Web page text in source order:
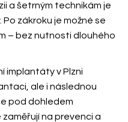
a šetrným technikám je
zákroku je možné se
– bez nutnosti dlouhého
implantáty v Plzni
ale i následnou
pod dohledem
na prevenci a